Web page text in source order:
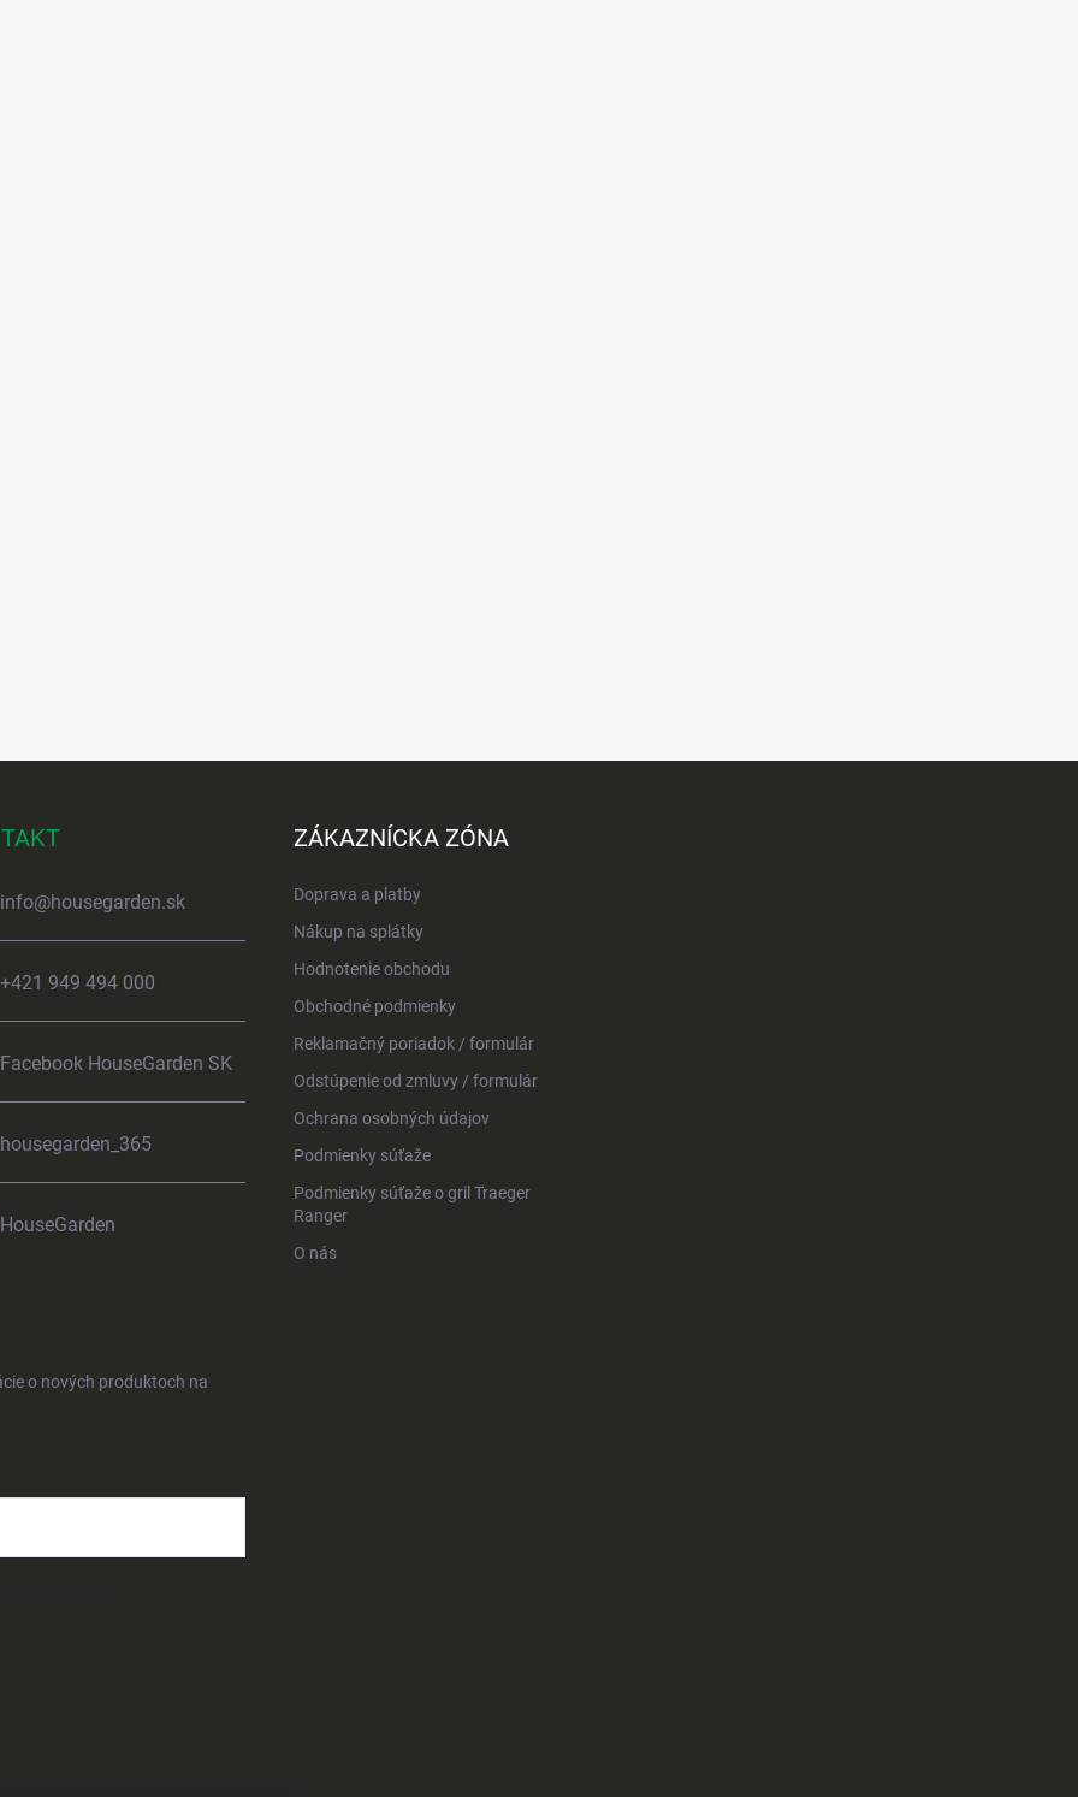
info@housegarden.sk
+421 949 494 000
Facebook HouseGarden SK
housegarden_365
HouseGarden
ZÁKAZNÍCKA ZÓNA
Doprava a platby
Nákup na splátky
Hodnotenie obchodu
Obchodné podmienky
Reklamačný poriadok / formulár
Odstúpenie od zmluvy / formulár
Ochrana osobných údajov
Podmienky súťaže
Podmienky súťaže o gril Traeger
Ranger
O nás
o nových produktoch na